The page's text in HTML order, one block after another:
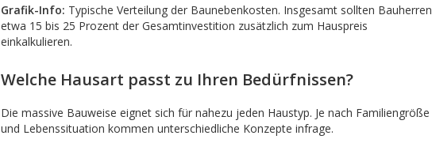
Grafik-Info: Typische Verteilung der Baunebenkosten. Insgesamt sollten Bauherren
etwa 15 bis 25 Prozent der Gesamtinvestition zusätzlich zum Hauspreis
einkalkulieren.
Welche Hausart passt zu Ihren Bedürfnissen?
Die massive Bauweise eignet sich für nahezu jeden Haustyp. Je nach Familiengröße
und Lebenssituation kommen unterschiedliche Konzepte infrage.